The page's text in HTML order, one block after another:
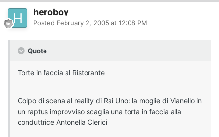
heroboy
Posted February 2, 2005 at 12:08 PM
Quote
Torte in faccia al Ristorante
Colpo di scena al reality di Rai Uno: la moglie di Vianello in
un raptus improvviso scaglia una torta in faccia alla
conduttrice Antonella Clerici